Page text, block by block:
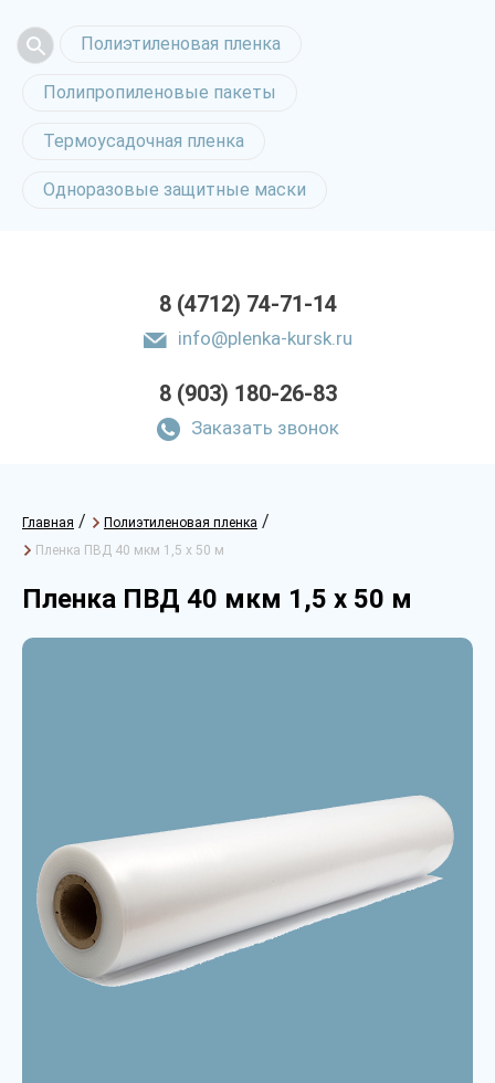
Полиэтиленовая пленка
Полипропиленовые пакеты
Термоусадочная пленка
Одноразовые защитные маски
8 (4712) 74-71-14
info@plenka-kursk.ru
8 (903) 180-26-83
Заказать звонок
Главная / Полиэтиленовая пленка /
Пленка ПВД 40 мкм 1,5 х 50 м
Пленка ПВД 40 мкм 1,5 х 50 м